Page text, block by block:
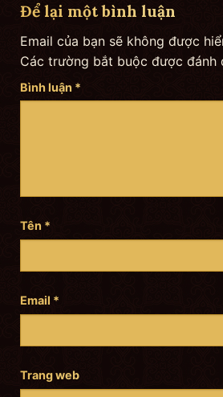
Để lại một bình luận
Email của bạn sẽ không được
Các trường bắt buộc được đánh
Bình luận *
Tên *
Email *
Trang web